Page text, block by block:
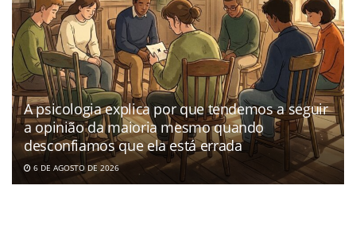
A psicologia explica por que tendemos a seguir
a opinião da maioria mesmo quando
desconfiamos que ela está errada
6 DE AGOSTO DE 2026